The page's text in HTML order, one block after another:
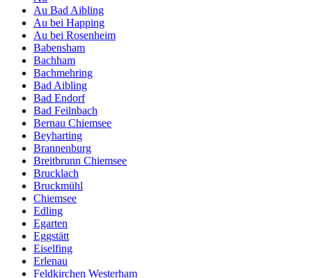
Au Bad Aibling
Au bei Happing
Au bei Rosenheim
Babensham
Bachham
Bachmehring
Bad Aibling
Bad Endorf
Bad Feilnbach
Bernau Chiemsee
Beyharting
Brannenburg
Breitbrunn Chiemsee
Brucklach
Bruckmühl
Chiemsee
Edling
Egarten
Eggstätt
Eiselfing
Erlenau
Feldkirchen Westerham